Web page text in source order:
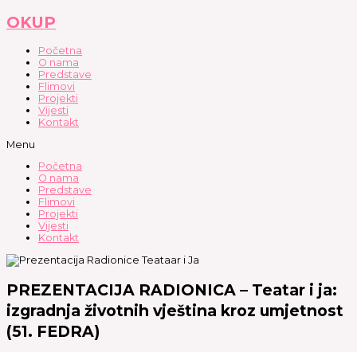
to
content
OKUP
Početna
O nama
Predstave
Flimovi
Projekti
Vijesti
Kontakt
Menu
Početna
O nama
Predstave
Flimovi
Projekti
Vijesti
Kontakt
PREZENTACIJA RADIONICA – Teatar i ja:
izgradnja životnih vještina kroz umjetnost
(51. FEDRA)